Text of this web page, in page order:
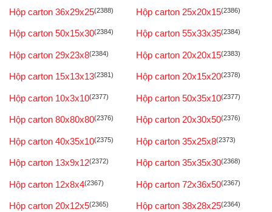
Hộp carton 36x29x25(2388) Hộp carton 25x20x15(2386)
Hộp carton 50x15x30(2384) Hộp carton 55x33x35(2384)
Hộp carton 29x23x8(2384) Hộp carton 20x20x15(2383)
Hộp carton 15x13x13(2381) Hộp carton 20x15x20(2378)
Hộp carton 10x3x10(2377) Hộp carton 50x35x10(2377)
Hộp carton 80x80x80(2376) Hộp carton 20x30x50(2376)
Hộp carton 40x35x10(2375) Hộp carton 35x25x8(2373)
Hộp carton 13x9x12(2372) Hộp carton 35x35x30(2368)
Hộp carton 12x8x4(2367) Hộp carton 72x36x50(2367)
Hộp carton 20x12x5(2365) Hộp carton 38x28x25(2364)